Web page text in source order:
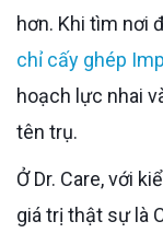
hơn. Khi tìm nơi
chỉ cấy ghép
hoạch lực nhai
tên trụ.
Ở Dr. Care, với kiểu ca của anh, những công nghệ có
giá trị thật sự là